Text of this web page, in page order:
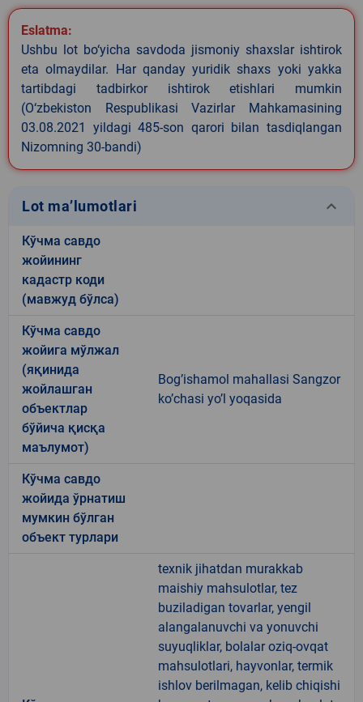
Eslatma:
Ushbu lot bo‘yicha savdoda jismoniy shaxslar ishtirok
eta olmaydilar. Har qanday yuridik shaxs yoki yakka
tartibdagi tadbirkor ishtirok etishlari mumkin
(O‘zbekiston Respublikasi Vazirlar Mahkamasining
03.08.2021 yildagi 485-son qarori bilan tasdiqlangan
Nizomning 30-bandi)
Lot ma’lumotlari keyboard_arrow_down
Кўчма савдо
жойининг
кадастр коди
(мавжуд бўлса)
Кўчма савдо
жойига мўлжал
(яқинида
жойлашган
объектлар
бўйича қисқа
маълумот)
Bog’ishamol mahallasi Sangzor
ko’chasi yo’l yoqasida
Кўчма савдо
жойида ўрнатиш
мумкин бўлган
объект турлари
texnik jihatdan murakkab
maishiy mahsulotlar, tez
buziladigan tovarlar, yengil
alangalanuvchi va yonuvchi
suyuqliklar, bolalar oziq-ovqat
mahsulotlari, hayvonlar, termik
ishlov berilmagan, kelib chiqishi